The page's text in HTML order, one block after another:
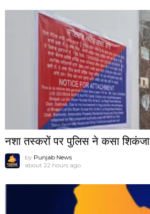
नशा तस्करों पर पुलिस ने कसा शिकंजा
by Punjab News
about 22 hours ago